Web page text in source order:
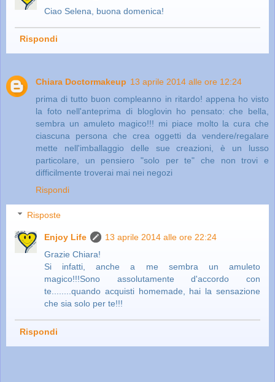
Ciao Selena, buona domenica!
Rispondi
Chiara Doctormakeup 13 aprile 2014 alle ore 12:24
prima di tutto buon compleanno in ritardo! appena ho visto
la foto nell'anteprima di bloglovin ho pensato: che bella,
sembra un amuleto magico!!! mi piace molto la cura che
ciascuna persona che crea oggetti da vendere/regalare
mette nell'imballaggio delle sue creazioni, è un lusso
particolare, un pensiero "solo per te" che non trovi e
difficilmente troverai mai nei negozi
Rispondi
Risposte
Enjoy Life
13 aprile 2014 alle ore 22:24
Grazie Chiara!
Si infatti, anche a me sembra un amuleto
magico!!!Sono assolutamente d'accordo con
te........quando acquisti homemade, hai la sensazione
che sia solo per te!!!
Rispondi